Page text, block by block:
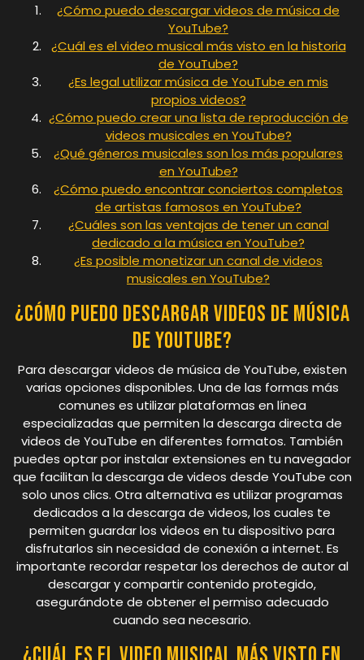
¿Cómo puedo descargar videos de música de
YouTube?
¿Cuál es el video musical más visto en la historia
de YouTube?
¿Es legal utilizar música de YouTube en mis
propios videos?
¿Cómo puedo crear una lista de reproducción de
videos musicales en YouTube?
¿Qué géneros musicales son los más populares
en YouTube?
¿Cómo puedo encontrar conciertos completos
de artistas famosos en YouTube?
¿Cuáles son las ventajas de tener un canal
dedicado a la música en YouTube?
¿Es posible monetizar un canal de videos
musicales en YouTube?
¿Cómo puedo descargar videos de música
de YouTube?
Para descargar videos de música de YouTube, existen
varias opciones disponibles. Una de las formas más
comunes es utilizar plataformas en línea
especializadas que permiten la descarga directa de
videos de YouTube en diferentes formatos. También
puedes optar por instalar extensiones en tu navegador
que facilitan la descarga de videos desde YouTube con
solo unos clics. Otra alternativa es utilizar programas
dedicados a la descarga de videos, los cuales te
permiten guardar los videos en tu dispositivo para
disfrutarlos sin necesidad de conexión a internet. Es
importante recordar respetar los derechos de autor al
descargar y compartir contenido protegido,
asegurándote de obtener el permiso adecuado
cuando sea necesario.